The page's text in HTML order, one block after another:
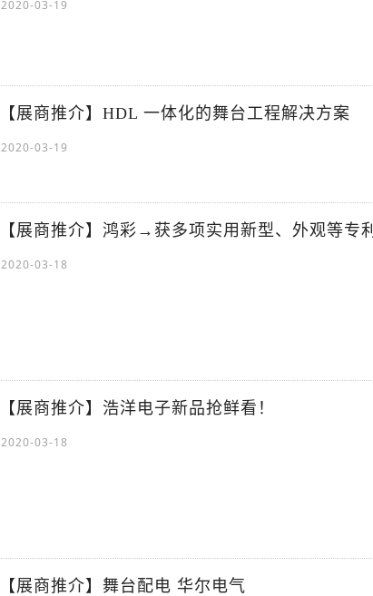
2020-03-19
【展商推介】HDL 一体化的舞台工程解决方案
2020-03-19
【展商推介】鸿彩→获多项实用新型、外观等专利
2020-03-18
【展商推介】浩洋电子新品抢鲜看！
2020-03-18
【展商推介】舞台配电 华尔电气